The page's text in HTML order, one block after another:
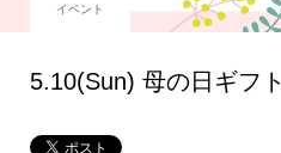
イベント
5.10(Sun) 母の日ギフト